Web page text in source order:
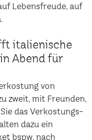
Lebensfreude, auf
italienische
Abend für
von
zweit, mit Freunden,
das Verkostungs-
dazu ein
bspw. nach